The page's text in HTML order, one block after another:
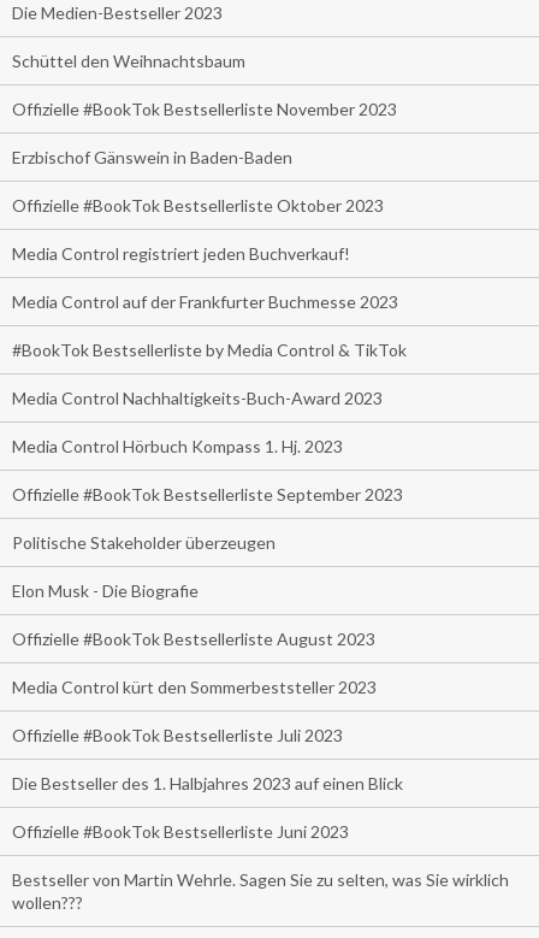
Die Medien-Bestseller 2023
Schüttel den Weihnachtsbaum
Offizielle #BookTok Bestsellerliste November 2023
Erzbischof Gänswein in Baden-Baden
Offizielle #BookTok Bestsellerliste Oktober 2023
Media Control registriert jeden Buchverkauf!
Media Control auf der Frankfurter Buchmesse 2023
#BookTok Bestsellerliste by Media Control & TikTok
Media Control Nachhaltigkeits-Buch-Award 2023
Media Control Hörbuch Kompass 1. Hj. 2023
Offizielle #BookTok Bestsellerliste September 2023
Politische Stakeholder überzeugen
Elon Musk - Die Biografie
Offizielle #BookTok Bestsellerliste August 2023
Media Control kürt den Sommerbeststeller 2023
Offizielle #BookTok Bestsellerliste Juli 2023
Die Bestseller des 1. Halbjahres 2023 auf einen Blick
Offizielle #BookTok Bestsellerliste Juni 2023
Bestseller von Martin Wehrle. Sagen Sie zu selten, was Sie wirklich
wollen???